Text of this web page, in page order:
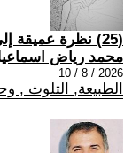
(25) نظرة عميقة إلى الكون -نظرة فلسفية علمية-
محمد رياض
2026 / 8 / 10
الطبيعة, التلوث ,